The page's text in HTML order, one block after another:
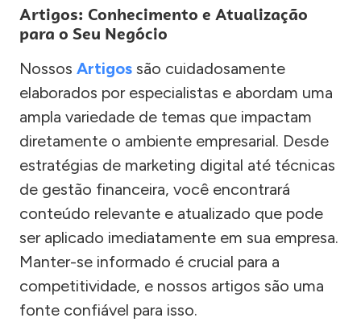
Artigos: Conhecimento e Atualização
para o Seu Negócio
Nossos Artigos são cuidadosamente
elaborados por especialistas e abordam uma
ampla variedade de temas que impactam
diretamente o ambiente empresarial. Desde
estratégias de marketing digital até técnicas
de gestão financeira, você encontrará
conteúdo relevante e atualizado que pode
ser aplicado imediatamente em sua empresa.
Manter-se informado é crucial para a
competitividade, e nossos artigos são uma
fonte confiável para isso.